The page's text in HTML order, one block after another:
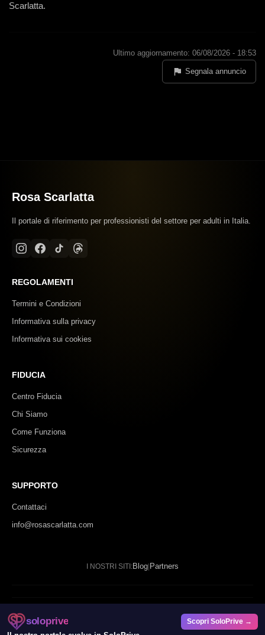
Scarlatta.
Ultimo aggiornamento: 06/08/2026 - 18:53
Segnala annuncio
Rosa Scarlatta
Il portale di riferimento per professionisti del settore per adulti in Italia.
REGOLAMENTI
Termini e Condizioni
Informativa sulla privacy
Informativa sui cookies
FIDUCIA
Centro Fiducia
Chi Siamo
Come Funziona
Sicurezza
SUPPORTO
Contattaci
info@rosascarlatta.com
I NOSTRI SITI:Blog Partners
© 2024 - 2026 Rosa Scarlatta. Tutti i diritti riservati.
SP DATAFORGE LTD
soloprive Scopri SoloPrive →